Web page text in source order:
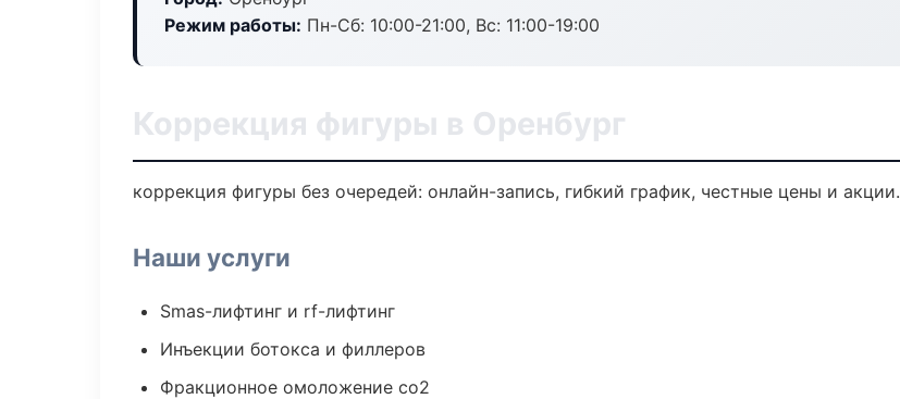
Режим работы: Пн-Сб: 10:00-21:00, Вс: 11:00-19:00
Коррекция фигуры в Оренбург
коррекция фигуры без очередей: онлайн-запись, гибкий график, честные цены и акции.
Наши услуги
Smas-лифтинг и rf-лифтинг
Инъекции ботокса и филлеров
Фракционное омоложение co2